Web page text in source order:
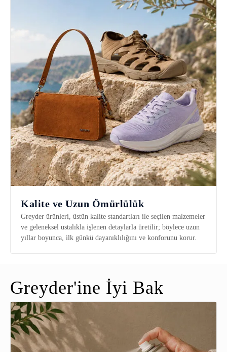
Kalite ve Uzun Ömürlülük
Greyder ürünleri, üstün kalite standartları ile seçilen malzemeler
ve geleneksel ustalıkla işlenen detaylarla üretilir; böylece uzun
yıllar boyunca, ilk günkü dayanıklılığını ve konforunu korur.
Greyder'ine İyi Bak